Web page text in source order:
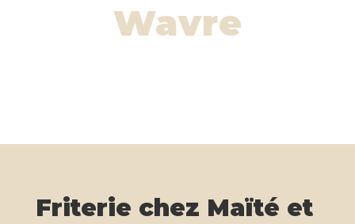
Wavre
Friterie chez Maïté et